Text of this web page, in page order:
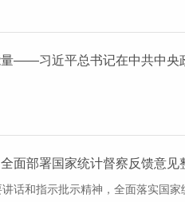
——习近平总书记在中共中央
面部署国家统计督察反馈意见
话和指示批示精神，全面落实国